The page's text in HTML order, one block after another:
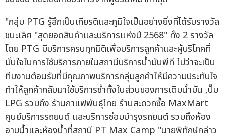
"กลุ่ม PTG รู้สึกเป็นเกียรติและภูมิใจเป็นอย่างยิ่งที่ได้รับรางวัล
ชนะเลิศ "สุดยอดสินค้าและบริการแห่งปี 2568" ทั้ง 2 รางวัล
โดย PTG มีบริการครบทุกมิติเพื่อบริการลูกค้าและผู้บริโภคที่
มั่นใจในการใช้บริการภายในสถานีบริการน้ำมันพีที ไม่ว่าจะเป็น
ทีมงานต้อนรับที่มีคุณภาพบริการกลุ่มลูกค้าให้มีความประทับใจ
ทำให้ลูกค้ากลับมาใช้บริการซ้ำทั้งในส่วนของการเติมน้ำมัน ,ปั๊ม
LPG รวมถึง ร้านกาแฟพันธุ์ไทย ร้านสะดวกซื้อ MaxMart
ศูนย์บริการรถยนต์ และบริการซ่อมบำรุงรถยนต์ รวมถึงห้อง
อาบน้ำและห้องน้ำที่สถานี PT Max Camp "นายพิทักษ์กล่าว